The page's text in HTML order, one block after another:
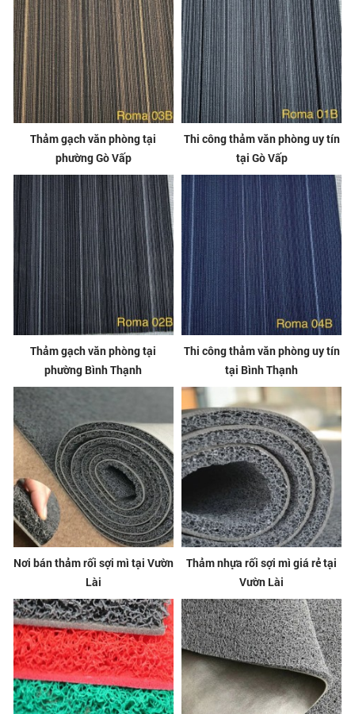
Thảm gạch văn phòng tại
phường Gò Vấp
Thi công thảm văn phòng uy tín
tại Gò Vấp
Thảm gạch văn phòng tại
phường Bình Thạnh
Thi công thảm văn phòng uy tín
tại Bình Thạnh
Nơi bán thảm rối sợi mì tại Vườn
Lài
Thảm nhựa rối sợi mì giá rẻ tại
Vườn Lài